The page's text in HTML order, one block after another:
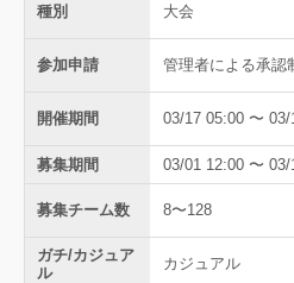
種別 大会
参加申請 管理者による承認
開催期間 03/17 05:00 〜 03/
募集期間 03/01 12:00 〜 03/
募集チーム数 8〜128
ガチ/カジュア
ル
カジュアル